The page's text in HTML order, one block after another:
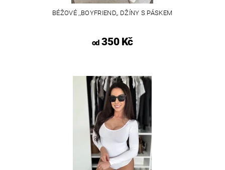
BÉŽOVÉ ,,BOYFRIEND,, DŽÍNY S PÁSKEM
od350 Kč